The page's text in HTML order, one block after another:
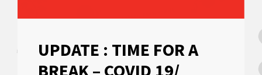
UPDATE : TIME FOR A
BREAK – COVID 19/